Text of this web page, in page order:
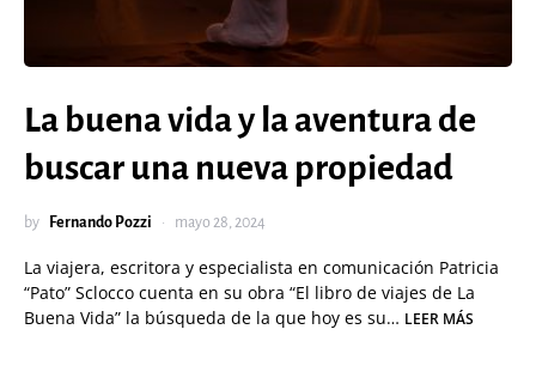
La buena vida y la aventura de
buscar una nueva propiedad
by Fernando Pozzi mayo 28, 2024
La viajera, escritora y especialista en comunicación Patricia
“Pato” Sclocco cuenta en su obra “El libro de viajes de La
Buena Vida” la búsqueda de la que hoy es su… LEER MÁS